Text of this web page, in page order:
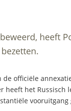
heeft
officiële
heeft het Russisch
vooruitgang